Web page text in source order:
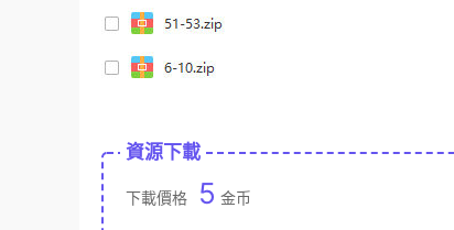
資源下載
下載價格 5 金币